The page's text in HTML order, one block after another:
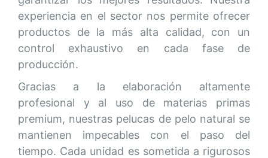
experiencia en el sector nos permite ofrecer
productos de la más alta calidad, con un
control exhaustivo en cada fase de
producción.
Gracias a la elaboración altamente
profesional y al uso de materias primas
premium, nuestras pelucas de pelo natural se
mantienen impecables con el paso del
tiempo. Cada unidad es sometida a rigurosos